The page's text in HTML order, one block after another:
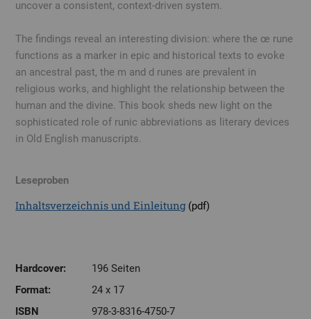
uncover a consistent, context-driven system.
The findings reveal an interesting division: where the œ rune
functions as a marker in epic and historical texts to evoke
an ancestral past, the m and d runes are prevalent in
religious works, and highlight the relationship between the
human and the divine. This book sheds new light on the
sophisticated role of runic abbreviations as literary devices
in Old English manuscripts.
Leseproben
Inhaltsverzeichnis und Einleitung(pdf)
Hardcover:
196 Seiten
Format:
24 x 17
ISBN
978-3-8316-4750-7